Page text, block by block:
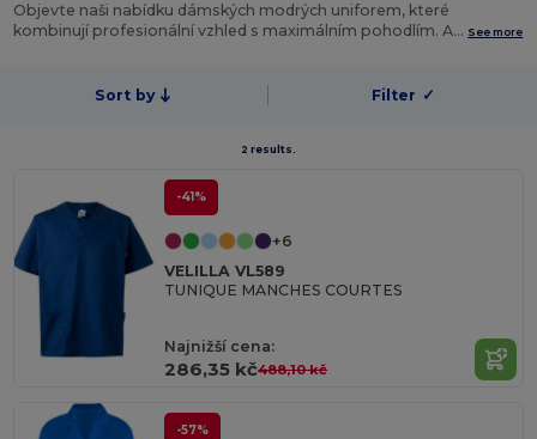
Objevte naši nabídku dámských modrých uniforem, které
kombinují profesionální vzhled s maximálním pohodlím. A… See more
Sort by Filter ✓
2 results.
-41%
+6
VELILLA VL589
TUNIQUE MANCHES COURTES
Najnižší cena:
286,35 kč488,10 kč
-57%